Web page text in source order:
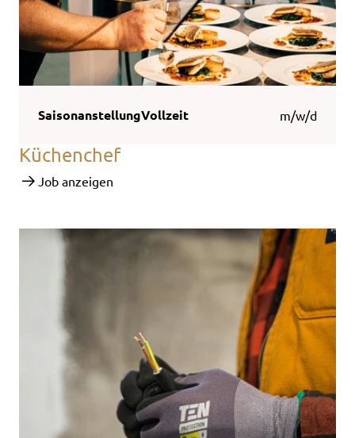
SaisonanstellungVollzeit m/w/d
Küchenchef
Job anzeigen